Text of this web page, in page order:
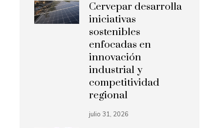
Cervepar desarrolla
iniciativas
sostenibles
enfocadas en
innovación
industrial y
competitividad
regional
julio 31, 2026